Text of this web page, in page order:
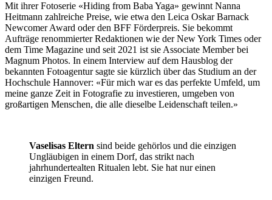
Mit ihrer Fotoserie «Hiding from Baba Yaga» gewinnt Nanna
Heitmann zahlreiche Preise, wie etwa den Leica Oskar Barnack
Newcomer Award oder den BFF Förderpreis. Sie bekommt
Aufträge renommierter Redaktionen wie der New York Times oder
dem Time Magazine und seit 2021 ist sie Associate Member bei
Magnum Photos. In einem Interview auf dem Hausblog der
bekannten Fotoagentur sagte sie kürzlich über das Studium an der
Hochschule Hannover: «Für mich war es das perfekte Umfeld, um
meine ganze Zeit in Fotografie zu investieren, umgeben von
großartigen Menschen, die alle dieselbe Leidenschaft teilen.»
Vaselisas Eltern sind beide gehörlos und die einzigen
Ungläubigen in einem Dorf, das strikt nach
jahrhundertealten Ritualen lebt. Sie hat nur einen
einzigen Freund.